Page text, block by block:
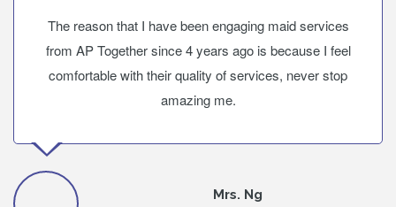
The reason that I have been engaging maid services
from AP Together since 4 years ago is because I feel
comfortable with their quality of services, never stop
amazing me.
Mrs. Ng